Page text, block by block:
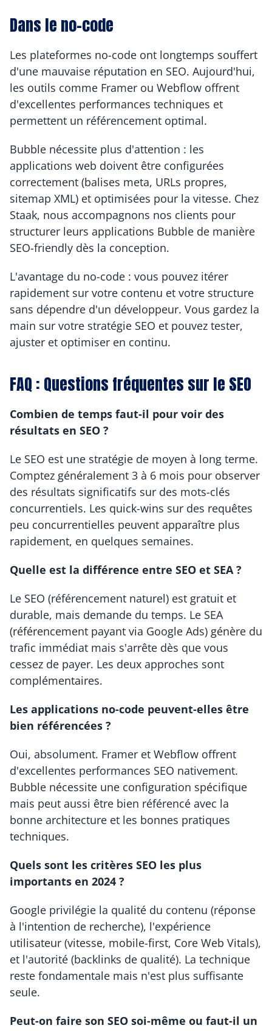
Dans le no-code
Les plateformes no-code ont longtemps souffert
d'une mauvaise réputation en SEO. Aujourd'hui,
les outils comme Framer ou Webflow offrent
d'excellentes performances techniques et
permettent un référencement optimal.
Bubble nécessite plus d'attention : les
applications web doivent être configurées
correctement (balises meta, URLs propres,
sitemap XML) et optimisées pour la vitesse. Chez
Staak, nous accompagnons nos clients pour
structurer leurs applications Bubble de manière
SEO-friendly dès la conception.
L'avantage du no-code : vous pouvez itérer
rapidement sur votre contenu et votre structure
sans dépendre d'un développeur. Vous gardez la
main sur votre stratégie SEO et pouvez tester,
ajuster et optimiser en continu.
FAQ : Questions fréquentes sur le SEO
Combien de temps faut-il pour voir des
résultats en SEO ?
Le SEO est une stratégie de moyen à long terme.
Comptez généralement 3 à 6 mois pour observer
des résultats significatifs sur des mots-clés
concurrentiels. Les quick-wins sur des requêtes
peu concurrentielles peuvent apparaître plus
rapidement, en quelques semaines.
Quelle est la différence entre SEO et SEA ?
Le SEO (référencement naturel) est gratuit et
durable, mais demande du temps. Le SEA
(référencement payant via Google Ads) génère du
trafic immédiat mais s'arrête dès que vous
cessez de payer. Les deux approches sont
complémentaires.
Les applications no-code peuvent-elles être
bien référencées ?
Oui, absolument. Framer et Webflow offrent
d'excellentes performances SEO nativement.
Bubble nécessite une configuration spécifique
mais peut aussi être bien référencé avec la
bonne architecture et les bonnes pratiques
techniques.
Quels sont les critères SEO les plus
importants en 2024 ?
Google privilégie la qualité du contenu (réponse
à l'intention de recherche), l'expérience
utilisateur (vitesse, mobile-first, Core Web Vitals),
et l'autorité (backlinks de qualité). La technique
reste fondamentale mais n'est plus suffisante
seule.
Peut-on faire son SEO soi-même ou faut-il un